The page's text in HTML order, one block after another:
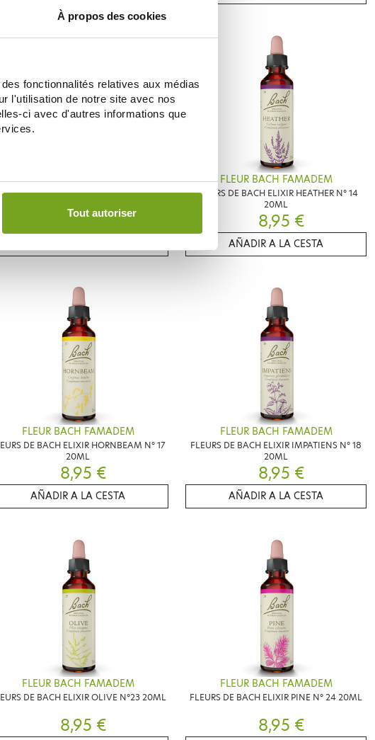
À propos des cookies
fonctionnalités relatives aux médias
l'utilisation de notre site avec nos
ci avec d'autres informations que
Tout autoriser
FLEUR BACH FAMADEM
DE BACH ELIXIR GORSE N° 13 20ML
11,70 €
FLEUR BACH FAMADEM
FLEURS DE BACH ELIXIR HEATHER N° 14
20ML
8,95 €
AÑADIR A LA CESTA
FLEUR BACH FAMADEM
DE BACH ELIXIR HORNBEAM N° 17
20ML
8,95 €
AÑADIR A LA CESTA
FLEUR BACH FAMADEM
FLEURS DE BACH ELIXIR IMPATIENS N° 18
20ML
8,95 €
AÑADIR A LA CESTA
FLEUR BACH FAMADEM
DE BACH ELIXIR OLIVE N°23 20ML
8,95 €
FLEUR BACH FAMADEM
FLEURS DE BACH ELIXIR PINE N° 24 20ML
8,95 €